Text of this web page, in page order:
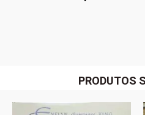
PRODUTOS